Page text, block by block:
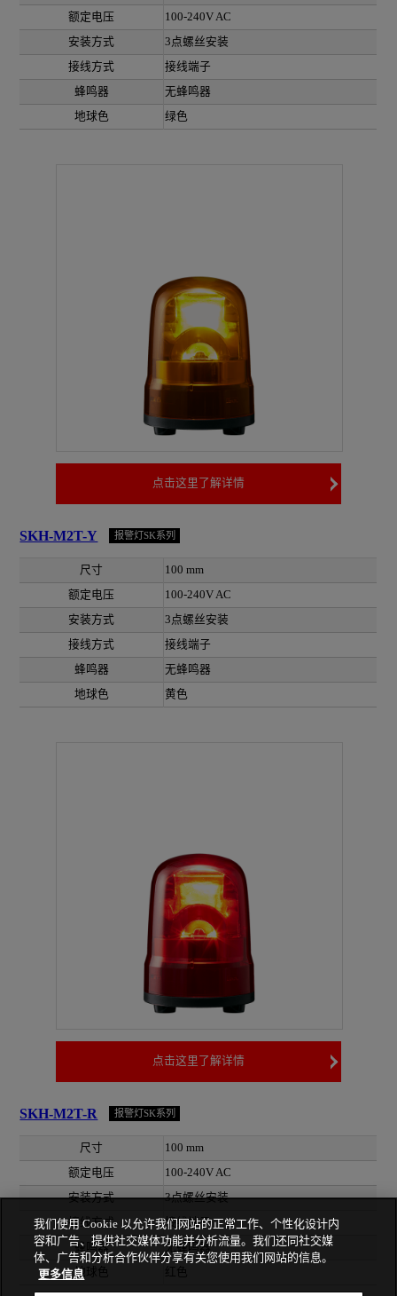
额定电压
100-240V AC
安装方式
3点螺丝安装
接线方式
接线端子
蜂鸣器
无蜂鸣器
地球色
绿色
点击这里了解详情
SKH-M2T-Y 报警灯SK系列
尺寸
100 mm
额定电压
100-240V AC
安装方式
3点螺丝安装
接线方式
接线端子
蜂鸣器
无蜂鸣器
地球色
黄色
点击这里了解详情
SKH-M2T-R 报警灯SK系列
尺寸
100 mm
额定电压
100-240V AC
安装方式
3点螺丝安装
接线方式
接线端子
蜂鸣器
无蜂鸣器
地球色
红色
我们使用 Cookie 以允许我们网站的正常工作、个性化设计内
容和广告、提供社交媒体功能并分析流量。我们还同社交媒
体、广告和分析合作伙伴分享有关您使用我们网站的信息。
更多信息